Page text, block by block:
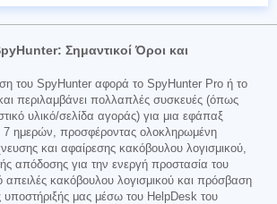
Σημαντικοί Όροι και
του SpyHunter αφορά το SpyHunter Pro ή το
περιλαμβάνει πολλαπλές συσκευές (όπως
υλικό/σελίδα αγοράς) για μια εφάπαξ
7 ημερών, προσφέροντας ολοκληρωμένη
και αφαίρεσης κακόβουλου λογισμικού,
απόδοσης για την ενεργή προστασία του
κακόβουλου λογισμικού και πρόσβαση
υποστήριξής μας μέσω του HelpDesk του